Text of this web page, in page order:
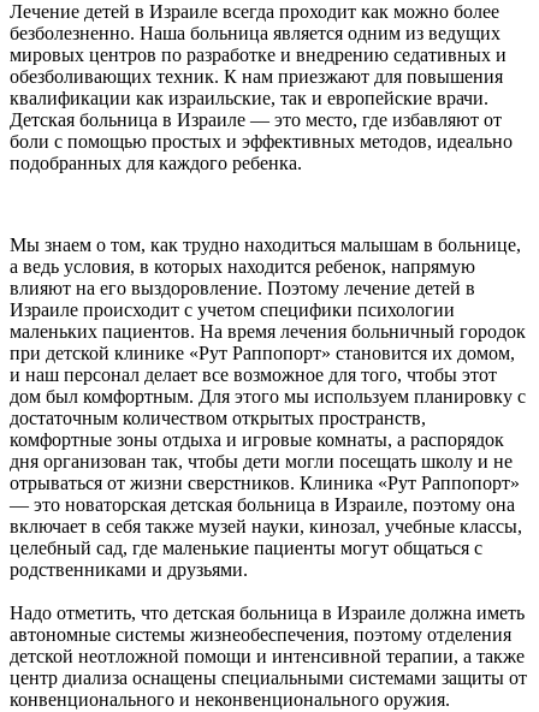
Лечение детей в Израиле всегда проходит как можно более
безболезненно. Наша больница является одним из ведущих
мировых центров по разработке и внедрению седативных и
обезболивающих техник. К нам приезжают для повышения
квалификации как израильские, так и европейские врачи.
Детская больница в Израиле — это место, где избавляют от
боли с помощью простых и эффективных методов, идеально
подобранных для каждого ребенка.
Мы знаем о том, как трудно находиться малышам в больнице,
а ведь условия, в которых находится ребенок, напрямую
влияют на его выздоровление. Поэтому лечение детей в
Израиле происходит с учетом специфики психологии
маленьких пациентов. На время лечения больничный городок
при детской клинике «Рут Раппопорт» становится их домом,
и наш персонал делает все возможное для того, чтобы этот
дом был комфортным. Для этого мы используем планировку с
достаточным количеством открытых пространств,
комфортные зоны отдыха и игровые комнаты, а распорядок
дня организован так, чтобы дети могли посещать школу и не
отрываться от жизни сверстников. Клиника «Рут Раппопорт»
— это новаторская детская больница в Израиле, поэтому она
включает в себя также музей науки, кинозал, учебные классы,
целебный сад, где маленькие пациенты могут общаться с
родственниками и друзьями.
Надо отметить, что детская больница в Израиле должна иметь
автономные системы жизнеобеспечения, поэтому отделения
детской неотложной помощи и интенсивной терапии, а также
центр диализа оснащены специальными системами защиты от
конвенционального и неконвенционального оружия.